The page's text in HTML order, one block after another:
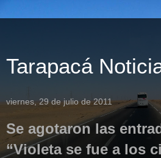
Tarapacá
viernes, 29 de julio de 2011
Se agotaron las
“Violeta se fue a los